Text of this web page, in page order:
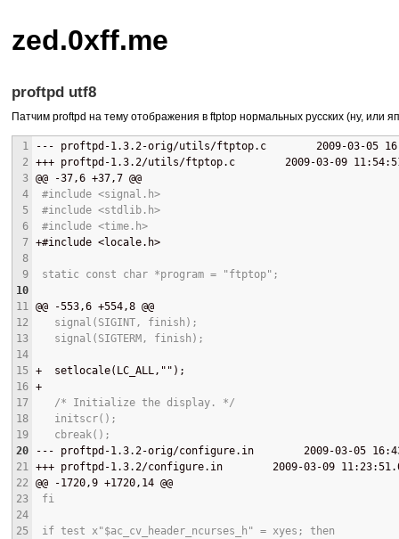
zed.0xff.me
proftpd utf8
Патчим proftpd на тему отображения в ftptop нормальных русских (ну, или
1
2
3
4
5
6
7
8
9
10
11
12
13
14
15
16
17
18
19
20
21
22
23
24
25
---
proftpd-1.3.2-orig/utils/ftptop.c        2009-03-05
+++ proftpd-1.3.2/utils/ftptop.c        2009-03-09
@@ -37,6 +37,7 @@
#include <signal.h>
#include <stdlib.h>
#include <time.h>
+#include <locale.h>
static const char *program = "ftptop";
@@ -553,6 +554,8 @@
   signal(SIGINT, finish);
   signal(SIGTERM, finish);
+
  setlocale(LC_ALL,"");
+
   /* Initialize the display. */
   initscr();
   cbreak();
---
proftpd-1.3.2-orig/configure.in        2009-03-05
+++ proftpd-1.3.2/configure.in        2009-03-09
@@ -1720,9 +1720,14 @@
fi
if test x"$ac_cv_header_ncurses_h" = xyes; then